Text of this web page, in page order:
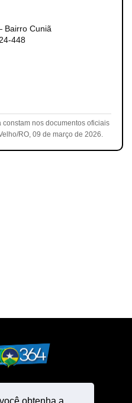
obtenha a
Bairro Cuniã
448
constam nos documentos oficiais
RO, 09 de março de 2026.